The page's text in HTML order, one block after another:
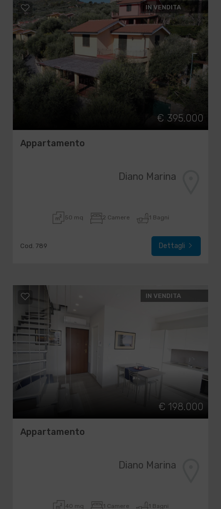
IN VENDITA
€ 395.000
Appartamento
Diano Marina
50 mq 2 Camere 1 Bagni
Cod. 789 Dettagli
IN VENDITA
€ 198.000
Appartamento
Diano Marina
40 mq 1 Camere 1 Bagni